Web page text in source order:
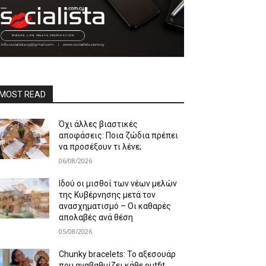
READ
Όχι άλλες βιαστικές
αποφάσεις: Ποια ζώδια πρέπει
να προσέξουν τι λένε;
06/08/2026
Ιδού οι μισθοί των νέων μελών
της Κυβέρνησης μετά τον
ανασχηματισμό – Οι καθαρές
απολαβές ανά θέση
05/08/2026
Chunky bracelets: Το αξεσουάρ